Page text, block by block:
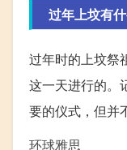
过年上坟有
过年时的上坟祭
这一天进行的。
要的仪式，但并
环球雅思